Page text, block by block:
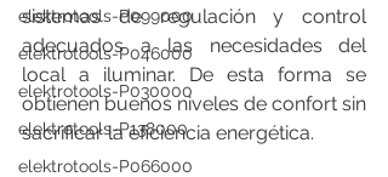
elektrotools-P099000
elektrotools-P046000
elektrotools-P030000
elektrotools-P138000
elektrotools-P066000
sistemas de regulación y control
adecuados a las necesidades del
local a iluminar. De esta forma se
obtienen buenos niveles de confort sin
sacrificar la eficiencia energética.